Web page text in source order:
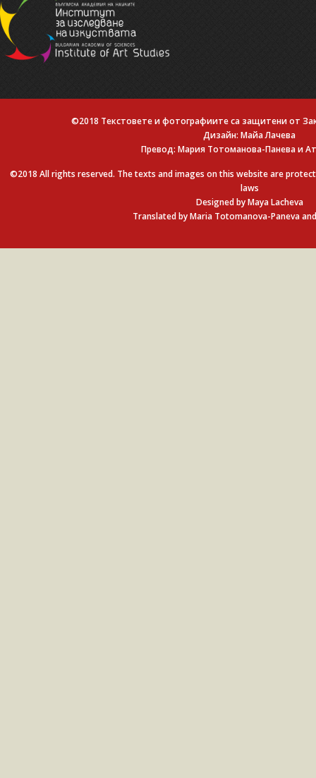
©2018 Текстовете и фотографиите са защитени от
Дизайн: Майа Лачева
Превод: Мария Тотоманова-Панева и
©2018 All rights reserved. The texts and images on this website are
laws
Designed by Maya Lacheva
Translated by Maria Totomanova-Paneva